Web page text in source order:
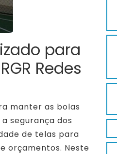
para
Redes
manter as bolas
segurança dos
de telas para
orçamentos. Neste